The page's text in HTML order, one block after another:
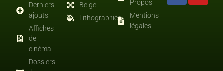
Derniers
ajouts
Affiches
de
cinéma
Dossiers
Belge
Lithographies
Propos
Mentions
légales